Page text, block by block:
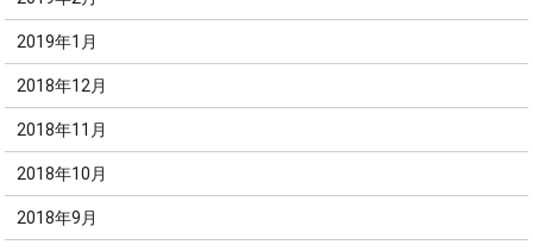
2019年1月
2018年12月
2018年11月
2018年10月
2018年9月